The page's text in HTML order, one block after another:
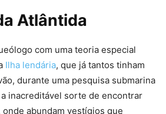
Atlântida
com uma teoria especial
Ilha lendária, que já tantos tinham
durante uma pesquisa submarina
inacreditável sorte de encontrar
abundam vestígios que